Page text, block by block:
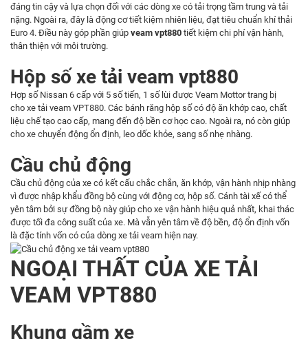
đáng tin cậy và lựa chọn đối với các dòng xe có tải trọng tầm trung và tải
nặng. Ngoài ra, đây là động cơ tiết kiệm nhiên liệu, đạt tiêu chuẩn khí thải
Euro 4. Điều này góp phần giúp veam vpt880 tiết kiệm chi phí vận hành,
thân thiện với môi trường.
Hộp số xe tải veam vpt880
Hợp số Nissan 6 cấp với 5 số tiến, 1 số lùi được Veam Mottor trang bị
cho xe tải veam VPT880. Các bánh răng hộp số có độ ăn khớp cao, chất
liệu chế tạo cao cấp, mang đến độ bền cơ học cao. Ngoài ra, nó còn giúp
cho xe chuyển động ổn định, leo dốc khỏe, sang số nhẹ nhàng.
Cầu chủ động
Cầu chủ động của xe có kết cấu chắc chắn, ăn khớp, vận hành nhịp nhàng
vì được nhập khẩu đồng bộ cùng với động cơ, hộp số. Cánh tài xế có thể
yên tâm bởi sự đồng bộ này giúp cho xe vận hành hiệu quả nhất, khai thác
được tối đa công suất của xe. Mà vẫn yên tâm về độ bền, độ ổn định vốn
là đặc tính vốn có của dòng xe tải veam hiện nay.
NGOẠI THẤT CỦA XE TẢI
VEAM VPT880
Khung gầm xe